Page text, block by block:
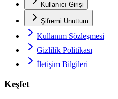
Kullanıcı Girişi
Şifremi Unuttum
Kullanım Sözleşmesi
Gizlilik Politikası
İletişim Bilgileri
Keşfet